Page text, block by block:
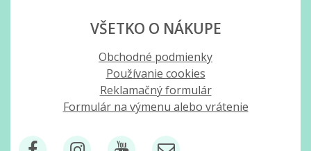
VŠETKO O NÁKUPE
Obchodné podmienky
Používanie cookies
Reklamačný formulár
Formulár na výmenu alebo vrátenie